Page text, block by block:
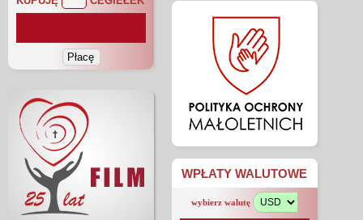
WPŁATY WALUTOWE
wybierz walutę